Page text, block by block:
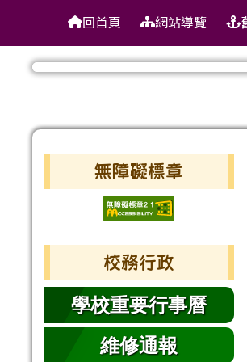
臺南市東區東光
導覽列 回首頁 網站導覽
左邊區域內容
無障礙標章
校務行政
學校重要行事曆
維修通報
頁尾區域